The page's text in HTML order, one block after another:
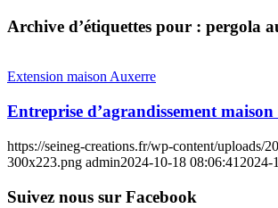
Archive d’étiquettes pour : pergola
Extension maison Auxerre
Entreprise d’agrandissement
https://seineg-creations.fr/wp-content/uploads/
300x223.png admin2024-10-18 08:06:41 2024-
Suivez nous sur Facebook